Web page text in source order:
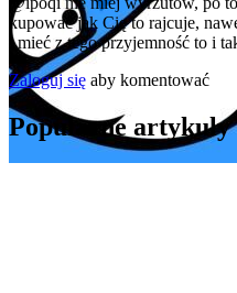
kupować jak Cię to rajcuje,
i mieć z tego przyjemność to i
Zaloguj się aby komentować
Popularne artykuły